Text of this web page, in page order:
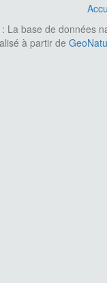
La base de données
à partir de